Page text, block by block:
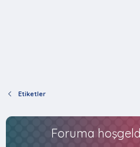
Etiketler
Foruma